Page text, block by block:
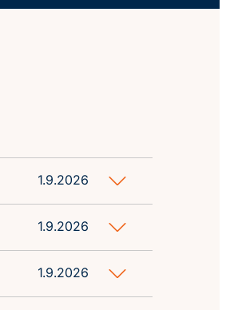
1.9.2026
1.9.2026
1.9.2026